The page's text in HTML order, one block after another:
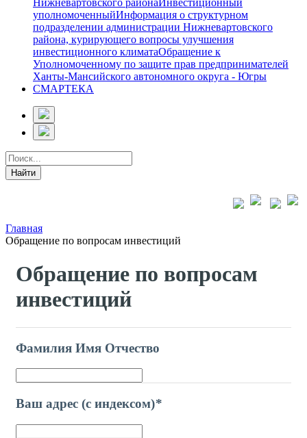
Нижневартовского районаИнвестиционный
уполномоченныйИнформация о структурном
подразделении администрации Нижневартовского
района, курирующего вопросы улучшения
инвестиционного климатаОбращение к
Уполномоченному по защите прав предпринимателей
Ханты-Мансийского автономного округа - Югры
СМАРТЕКА
Главная
Обращение по вопросам инвестиций